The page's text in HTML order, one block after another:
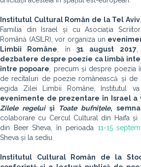
Institutul Cultural Român de la Tel Aviv
Familia din Israel și cu Asociația
Română (ASILR), vor organiza un
Limbii Române , în31 august 2017,
dezbatere despre poezie ca limbă
între popoare , precum și despre poezia
de recitaluri de poezie românească și de
egida Zilei Limbii Române, Institutul
evenimente de prezentare în Israel a
Zilele regeluiși Toate bufnițele,
colaborare cu Cercul Cultural din Haifa și
din Beer Sheva, în perioada 11-15
Sheva și la sediu.
Institutul Cultural Român de la